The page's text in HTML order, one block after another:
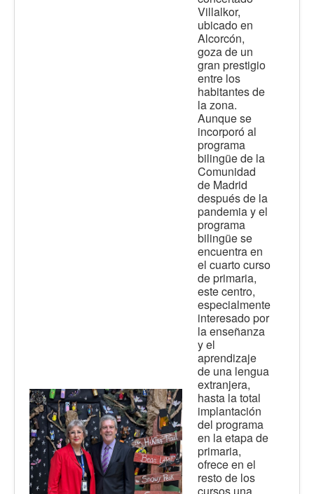
Villalkor,
ubicado en
Alcorcón,
goza de un
gran prestigio
entre los
habitantes de
la zona.
Aunque se
incorporó al
programa
bilingüe de la
Comunidad
de Madrid
después de la
pandemia y el
programa
bilingüe se
encuentra en
el cuarto curso
de primaria,
este centro,
especialmente
interesado por
la enseñanza
y el
aprendizaje
de una lengua
extranjera,
hasta la total
implantación
del programa
en la etapa de
primaria,
ofrece en el
resto de los